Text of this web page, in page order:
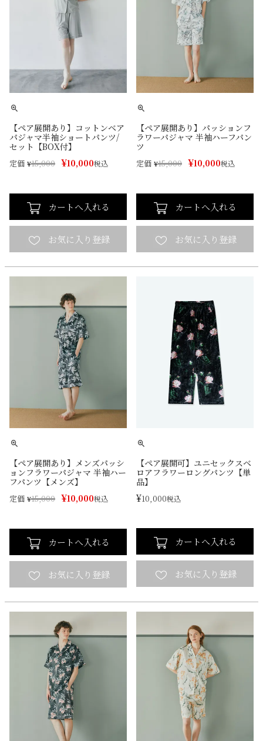
【ペア展開あり】コットンベア
パジャマ半袖ショートパンツ/
セット【BOX付】
定価 ¥15,000 ¥10,000税込
カートへ入れる
【ペア展開あり】パッションフ
ラワーパジャマ 半袖ハーフパン
ツ
定価 ¥15,000 ¥10,000税込
カートへ入れる
【ペア展開あり】メンズパッシ
ョンフラワーパジャマ 半袖ハー
フパンツ【メンズ】
定価 ¥15,000 ¥10,000税込
カートへ入れる
【ペア展開可】ユニセックスベ
ロアフラワーロングパンツ【単
品】
¥10,000税込
カートへ入れる